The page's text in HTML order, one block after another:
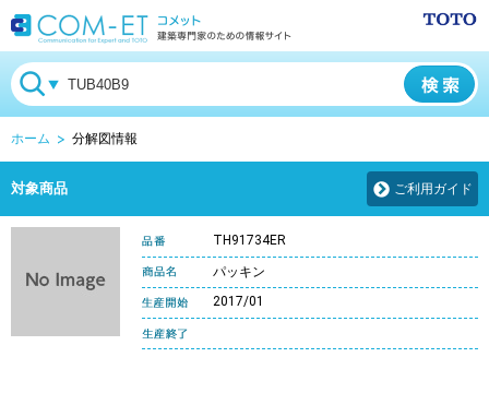
ホーム 分解図情報
対象商品 ご利用ガイド
TH91734ER
パッキン
2017/01